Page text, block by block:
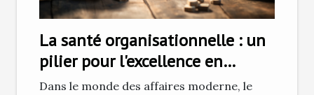
La santé organisationnelle : un
pilier pour l'excellence en
affaires
Dans le monde des affaires moderne, le